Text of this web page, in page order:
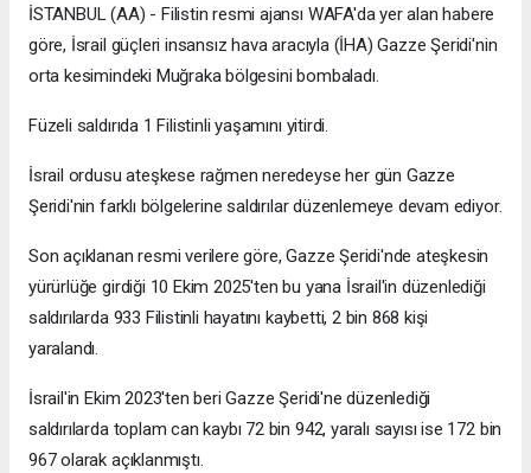
İSTANBUL (AA) - Filistin resmi ajansı WAFA'da yer alan habere
göre, İsrail güçleri insansız hava aracıyla (İHA) Gazze Şeridi'nin
orta kesimindeki Muğraka bölgesini bombaladı.
Füzeli saldırıda 1 Filistinli yaşamını yitirdi.
İsrail ordusu ateşkese rağmen neredeyse her gün Gazze
Şeridi'nin farklı bölgelerine saldırılar düzenlemeye devam ediyor.
Son açıklanan resmi verilere göre, Gazze Şeridi'nde ateşkesin
yürürlüğe girdiği 10 Ekim 2025'ten bu yana İsrail'in düzenlediği
saldırılarda 933 Filistinli hayatını kaybetti, 2 bin 868 kişi
yaralandı.
İsrail'in Ekim 2023'ten beri Gazze Şeridi'ne düzenlediği
saldırılarda toplam can kaybı 72 bin 942, yaralı sayısı ise 172 bin
967 olarak açıklanmıştı.